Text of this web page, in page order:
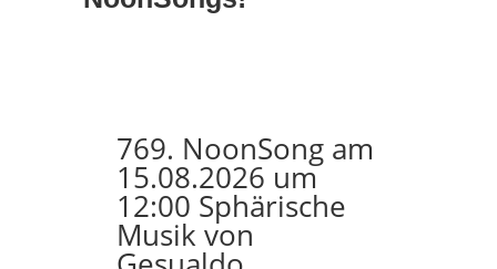
769. NoonSong am
15.08.2026 um
12:00 Sphärische
Musik von